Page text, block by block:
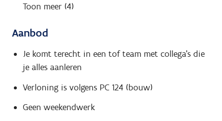
Toon meer (4)
Aanbod
Je komt terecht in een tof team met collega's die
je alles aanleren
Verloning is volgens PC 124 (bouw)
Geen weekendwerk